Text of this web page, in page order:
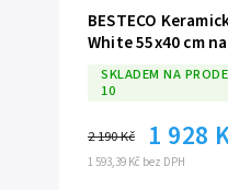
BESTECO
White 55x40 cm
SKLADEM NA
10
1 593,39 Kč bez DPH
2 190 Kč 1 928